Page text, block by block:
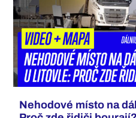
Nehodové místo na